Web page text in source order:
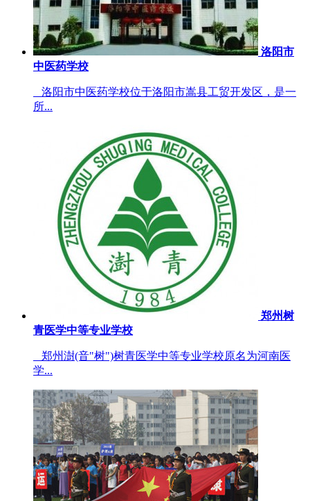
洛阳市
中医药学校
洛阳市中医药学校位于洛阳市嵩县工贸开发区，是一
所...
郑州树
青医学中等专业学校
郑州澍(音"树")树青医学中等专业学校原名为河南医
学...